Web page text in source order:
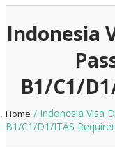
Indonesia
B1/C1/
Home / Indonesia Visa
B1/C1/D1/ITAS